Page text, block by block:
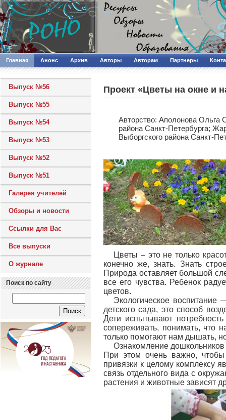
Главная Анонс Архив Авторы Авторам Партнеры
Выпуск №56
Выпуск №55
Выпуск №54
Выпуск №53
Выпуск №52
Выпуск №51
Галерея учителей
Обзоры и новости
Ссылки для Вас
Все выпуски
О журнале
Поиск по сайту
Проект «Цветы на окне и
Авторcтво: Аполонова Ольга
района Санкт-Петербурга;
Выборгского района Санкт-
Цветы – это не только
конечно же, знать. Знать
Природа оставляет большой
все его чувства. Ребенок
цветов.
Экологическое
детского сада, это способ
Дети испытывают
сопереживать, понимать, что
только помогают нам дышать,
Ознакомление
При этом очень важно,
привязки к целому комплексу
связь отдельного вида с
растения и животные зависят